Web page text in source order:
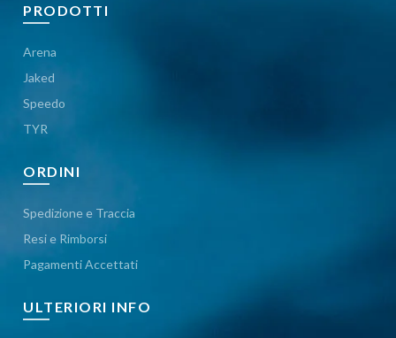
PRODOTTI
Arena
Jaked
Speedo
TYR
ORDINI
Spedizione e Traccia
Resi e Rimborsi
Pagamenti Accettati
ULTERIORI INFO